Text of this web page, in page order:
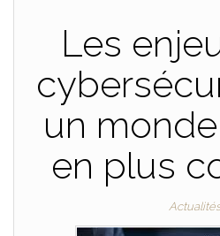
Les
un
en plus
Actualités